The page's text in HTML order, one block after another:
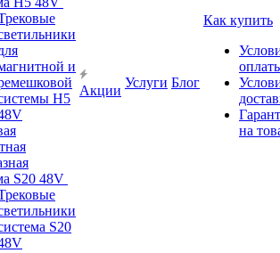
и
H5
S20 48V
S20
Акции
Услуги Блог
Как купить
на